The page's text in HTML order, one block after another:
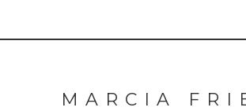
MARCIA